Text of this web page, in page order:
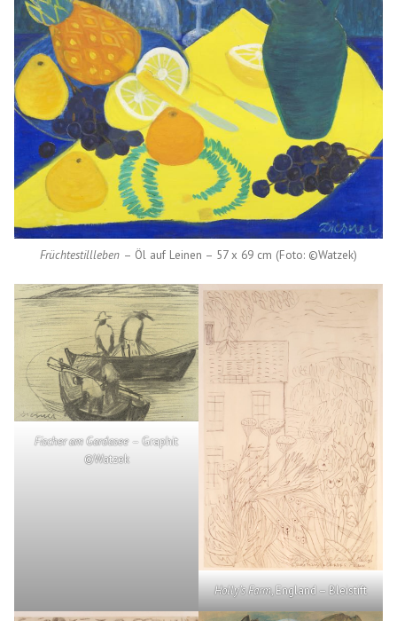
Früchtestillleben – Öl auf Leinen – 57 x 69 cm (Foto: ©Watzek)
Fischer am Gardasee– Graphit
©Watzek
Holly’s Farm, England – Bleistift